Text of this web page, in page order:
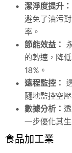
潔淨度提升：
避免了油污
率。
節能效益：
的轉速，降
18%。
遠程監控：
隨地監控空
數據分析：
一步優化其
食品加工業